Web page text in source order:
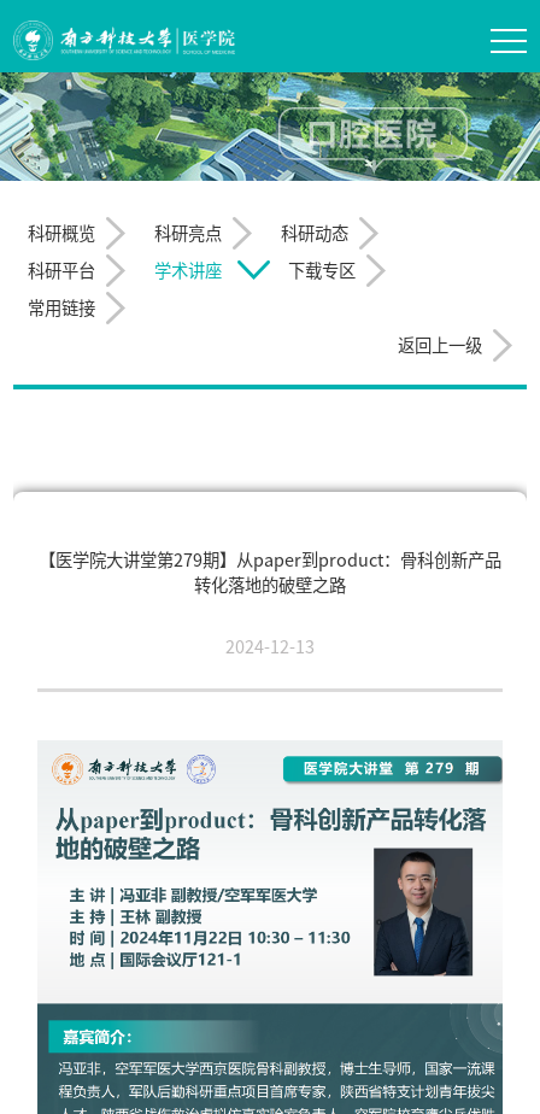
科研概览 科研亮点
科研动态
科研平台
学术讲座
下载专区
常用链接
返回上一级
【医学院大讲堂第279期】从paper到product：骨科创新产品
转化落地的破壁之路
2024-12-13